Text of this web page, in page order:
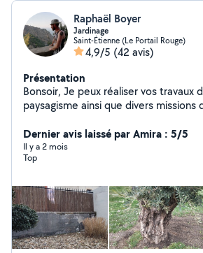
Raphaël Boyer
Jardinage
Saint-Étienne (Le Portail Rouge)
4,9/5 (42 avis)
Présentation
Bonsoir, Je peux réaliser vos travaux
paysagisme ainsi que divers missions
Dernier avis laissé par Amira : 5/5
Il y a 2 mois
Top